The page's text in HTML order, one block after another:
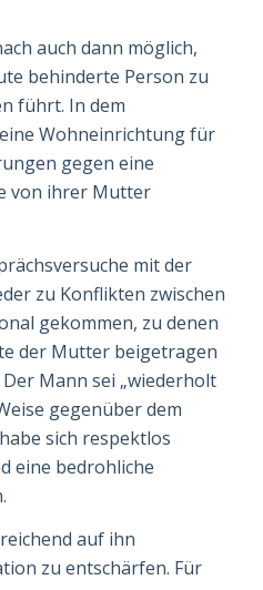
auch dann möglich,
behinderte Person zu
führt. In dem
Wohn­ein­richtung für
gegen eine
von ihrer Mutter
mit der
zu Konflik­ten zwischen
gekommen, zu denen
der Mutter beigetragen
Mann sei „wiederholt
gegenüber dem
sich re­spekt­los
eine bedrohliche
auf ihn
zu entschärfen. Für